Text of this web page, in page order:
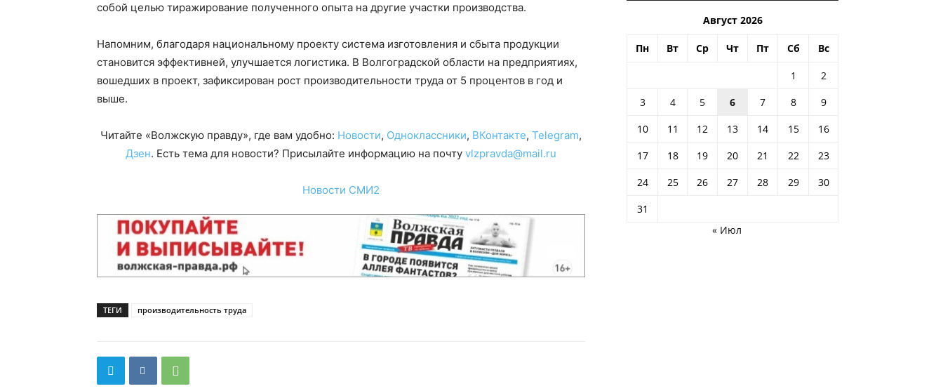
собой целью тиражирование полученного опыта на другие участки производства.
Напомним, благодаря национальному проекту система изготовления и сбыта продукции
становится эффективней, улучшается логистика. В Волгоградской области на предприятиях,
вошедших в проект, зафиксирован рост производительности труда от 5 процентов в год и
выше.
Читайте «Волжскую правду», где вам удобно: Новости, Одноклассники, ВКонтакте, Telegram,
Дзен. Есть тема для новости? Присылайте информацию на почту vlzpravda@mail.ru
Новости СМИ2
ТЕГИ производительность труда
Август 2026
Пн Вт Ср Чт Пт Сб Вс
1
2
3
4 5 6 7 8
9
10
11 12 13 14 15
16
17
18 19 20 21 22
23
24
25 26 27 28 29
30
31
« Июл